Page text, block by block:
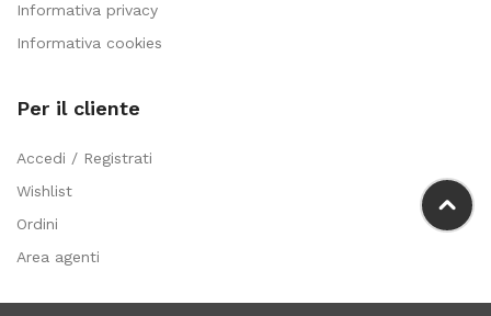
Informativa privacy
Informativa cookies
Per il cliente
Accedi / Registrati
Wishlist
Ordini
Area agenti